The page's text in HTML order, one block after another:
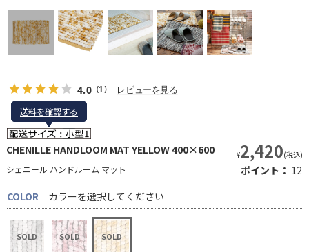
4.0（1） レビューを見る
送料を確認する
送料を確認する
CHENILLE HANDLOOM MAT YELLOW 400×600
シェニール ハンドルーム マット
¥2,420(税込)
ポイント： 12
COLOR
カラーを選択してください